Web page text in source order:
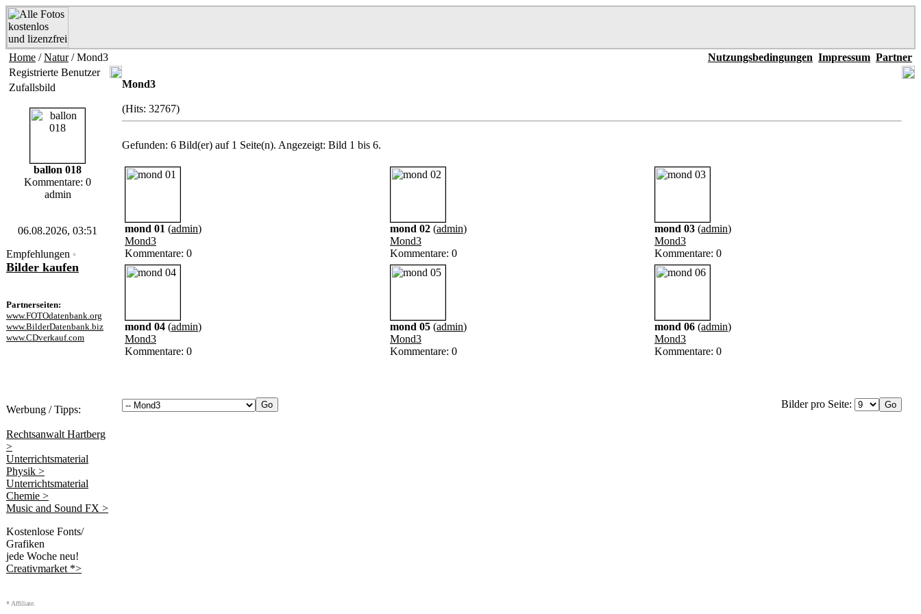
Home /Natur/ Mond3 Nutzungsbedingungen Impressum Partner
Registrierte Benutzer
Zufallsbild
ballon 018
Kommentare: 0
admin
06.08.2026, 03:51
Empfehlungen *
Bilder kaufen
Partnerseiten:
www.FOTOdatenbank.org
www.BilderDatenbank.biz
www.CDverkauf.com
Werbung / Tipps:
Rechtsanwalt Hartberg
>
Unterrichtsmaterial
Physik >
Unterrichtsmaterial
Chemie >
Music and Sound FX >
Kostenlose Fonts/
Grafiken
jede Woche neu!
Creativmarket *>
* Affiliate.
Mond3
(Hits: 32767)
Gefunden: 6 Bild(er) auf 1 Seite(n). Angezeigt: Bild 1 bis 6.
mond 01 (admin)
Mond3
Kommentare: 0
mond 02 (admin)
Mond3
Kommentare: 0
mond 03 (admin)
Mond3
Kommentare: 0
mond 04 (admin)
Mond3
Kommentare: 0
mond 05 (admin)
Mond3
Kommentare: 0
mond 06 (admin)
Mond3
Kommentare: 0
Bilder pro Seite: